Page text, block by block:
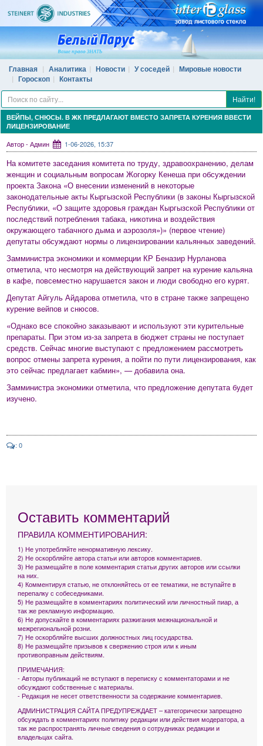
Главная Аналитика Новости У соседей
Мировые новости
Гороскоп
Контакты
Найти!
ВЕЙПЫ, СНЮСЫ. В ЖК ПРЕДЛАГАЮТ ВМЕСТО ЗАПРЕТА КУРЕНИЯ ВВЕСТИ
ЛИЦЕНЗИРОВАНИЕ
Автор - Админ 1-06-2026, 15:37
На комитете заседания комитета по труду, здравоохранению, делам
женщин и социальным вопросам Жогорку Кенеша при обсуждении
проекта Закона «О внесении изменений в некоторые
законодательные акты Кыргызской Республики (в законы Кыргызской
Республики, «О защите здоровья граждан Кыргызской Республики от
последствий потребления табака, никотина и воздействия
окружающего табачного дыма и аэрозоля»)» (первое чтение)
депутаты обсуждают нормы о лицензировании кальянных заведений.
Замминистра экономики и коммерции КР Беназир Нурланова
отметила, что несмотря на действующий запрет на курение кальяна
в кафе, повсеместно нарушается закон и люди свободно его курят.
Депутат Айгуль Айдарова отметила, что в стране также запрещено
курение вейпов и снюсов.
«Однако все спокойно заказывают и используют эти курительные
препараты. При этом из-за запрета в бюджет страны не поступает
средств. Сейчас многие выступают с предложением рассмотреть
вопрос отмены запрета курения, а пойти по пути лицензирования, как
это сейчас предлагает кабмин», — добавила она.
Замминистра экономики отметила, что предложение депутата будет
изучено.
: 0
Оставить комментарий
ПРАВИЛА КОММЕНТИРОВАНИЯ:
1) Не употребляйте ненормативную лексику.
2) Не оскорбляйте автора статьи или авторов комментариев.
3) Не размещайте в поле комментария статьи других авторов или ссылки
на них.
4) Комментируя статью, не отклоняйтесь от ее тематики, не вступайте в
перепалку с собеседниками.
5) Не размещайте в комментариях политический или личностный пиар, а
так же рекламную информацию.
6) Не допускайте в комментариях разжигания межнациональной и
межрегиональной розни.
7) Не оскорбляйте высших должностных лиц государства.
8) Не размещайте призывов к свержению строя или к иным
противоправным действиям.
ПРИМЕЧАНИЯ:
- Авторы публикаций не вступают в переписку с комментаторами и не
обсуждают собственные с материалы.
- Редакция не несет ответственности за содержание комментариев.
АДМИНИСТРАЦИЯ САЙТА ПРЕДУПРЕЖДАЕТ – категорически запрещено
обсуждать в комментариях политику редакции или действия модератора, а
так же распространять личные сведения о сотрудниках редакции и
владельцах сайта.